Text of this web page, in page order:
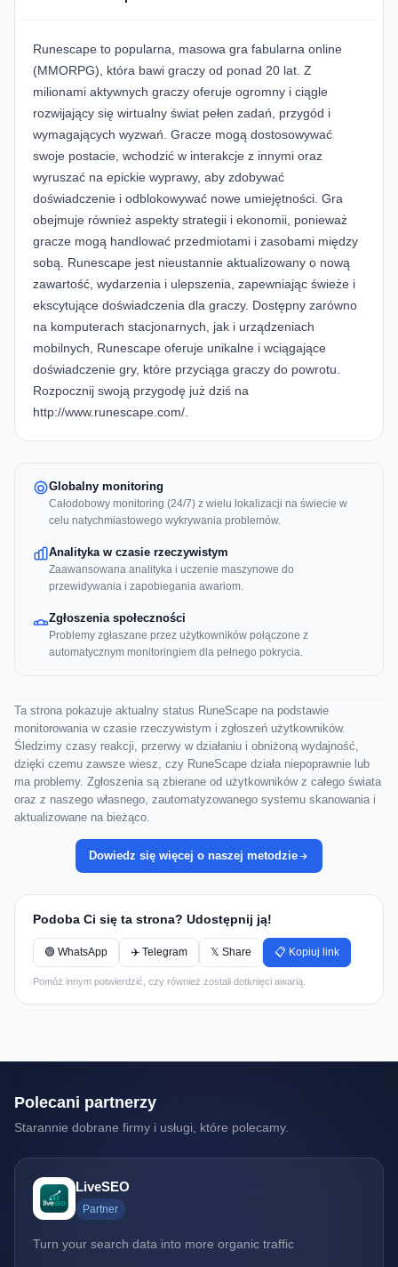
Runescape to popularna, masowa gra fabularna online
(MMORPG), która bawi graczy od ponad 20 lat. Z
milionami aktywnych graczy oferuje ogromny i ciągle
rozwijający się wirtualny świat pełen zadań, przygód i
wymagających wyzwań. Gracze mogą dostosowywać
swoje postacie, wchodzić w interakcje z innymi oraz
wyruszać na epickie wyprawy, aby zdobywać
doświadczenie i odblokowywać nowe umiejętności. Gra
obejmuje również aspekty strategii i ekonomii, ponieważ
gracze mogą handlować przedmiotami i zasobami między
sobą. Runescape jest nieustannie aktualizowany o nową
zawartość, wydarzenia i ulepszenia, zapewniając świeże i
ekscytujące doświadczenia dla graczy. Dostępny zarówno
na komputerach stacjonarnych, jak i urządzeniach
mobilnych, Runescape oferuje unikalne i wciągające
doświadczenie gry, które przyciąga graczy do powrotu.
Rozpocznij swoją przygodę już dziś na
http://www.runescape.com/.
Globalny monitoring
Całodobowy monitoring (24/7) z wielu lokalizacji na świecie w
celu natychmiastowego wykrywania problemów.
Analityka w czasie rzeczywistym
Zaawansowana analityka i uczenie maszynowe do
przewidywania i zapobiegania awariom.
Zgłoszenia społeczności
Problemy zgłaszane przez użytkowników połączone z
automatycznym monitoringiem dla pełnego pokrycia.
Ta strona pokazuje aktualny status RuneScape na podstawie
monitorowania w czasie rzeczywistym i zgłoszeń użytkowników.
Śledzimy czasy reakcji, przerwy w działaniu i obniżoną wydajność,
dzięki czemu zawsze wiesz, czy RuneScape działa niepoprawnie lub
ma problemy. Zgłoszenia są zbierane od użytkowników z całego świata
oraz z naszego własnego, zautomatyzowanego systemu skanowania i
aktualizowane na bieżąco.
Dowiedz się więcej o naszej metodzie
Podoba Ci się ta strona? Udostępnij ją!
🟢 WhatsApp ✈️ Telegram 𝕏 Share 📋 Kopiuj link
Pomóż innym potwierdzić, czy również zostali dotknięci awarią.
Polecani partnerzy
Starannie dobrane firmy i usługi, które polecamy.
LiveSEO
Partner
Turn your search data into more organic traffic